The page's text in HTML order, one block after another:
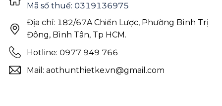
Hotline: 0977 949 766
Mail: aothunthietke.vn@gmail.com
Địa chỉ: 182/67A Chiến Lược, Phường Bình Trị
Đông, Bình Tân, Tp HCM.
Mã số thuế: 0319136975